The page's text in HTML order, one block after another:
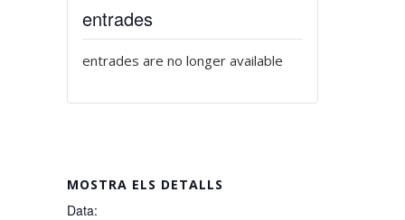
MOSTRA ELS DETALLS
Data:
entrades
entrades are no longer available